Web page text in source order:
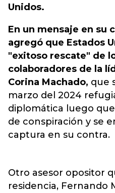
Unidos.
En un mensaje en su
agregó que Estados
"exitoso rescate" de
colaboradores de la
Corina Machado, que
marzo del 2024
diplomática luego que
de conspiración y se
captura en su contra.
Otro asesor opositor
residencia, Fernando